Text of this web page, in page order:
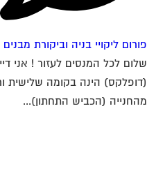
ליקויי בניה וביקורת מבנים
לכל המנסים לעזור ! אני
(הכביש התחתון)...